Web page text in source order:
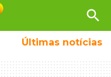
search
Últimas notícias